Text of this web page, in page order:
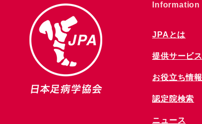
​Information
JPAとは
提供サービス
お役立ち情報
​認定院検索
ニュース